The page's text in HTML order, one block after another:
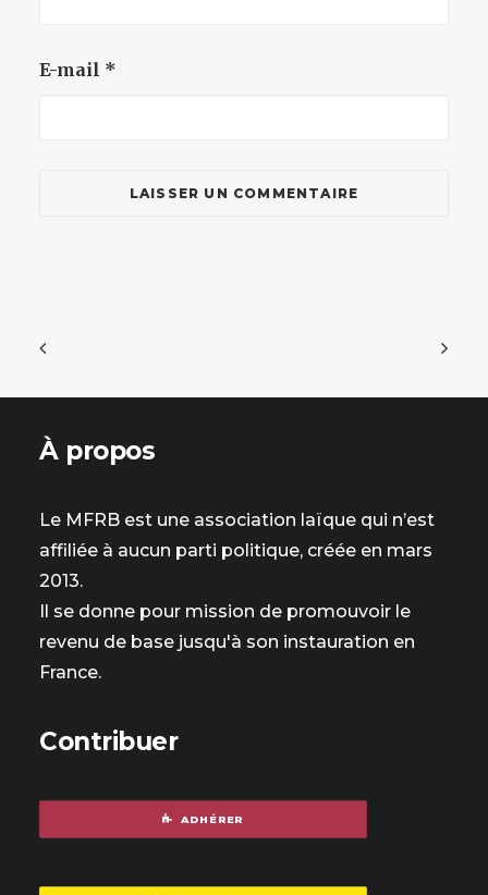
E-mail *
À propos
Le MFRB est une association laïque qui n’est
affiliée à aucun parti politique, créée en mars
2013.
Il se donne pour mission de promouvoir le
revenu de base jusqu'à son instauration en
France.
Contribuer
ADHÉRER